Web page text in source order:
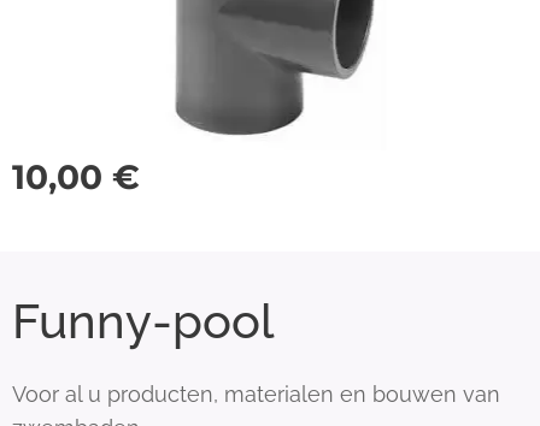
10,00 €
Funny-pool
Voor al u producten, materialen en bouwen van